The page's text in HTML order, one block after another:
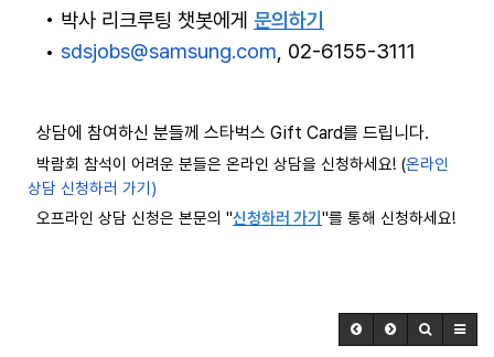
• 박사 리크루팅 챗봇에게 문의하기
• sdsjobs@samsung.com, 02-6155-3111
상담에 참여하신 분들께 스타벅스 Gift Card를 드립니다.
박람회 참석이 어려운 분들은 온라인 상담을 신청하세요! (온라인
상담 신청하러 가기)
오프라인 상담 신청은 본문의 "신청하러 가기 "를 통해 신청하세요!